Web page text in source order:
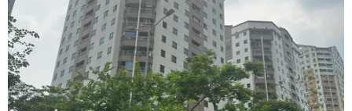
Hơn 300 doanh nghiệp tham gia
Triển lãm quốc tế chuyên ngành y
dược
30/07/2026 05:02